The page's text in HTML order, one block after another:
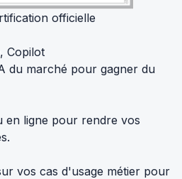
officielle
Copilot
du marché pour gagner du
en ligne pour rendre vos
vos cas d'usage métier pour